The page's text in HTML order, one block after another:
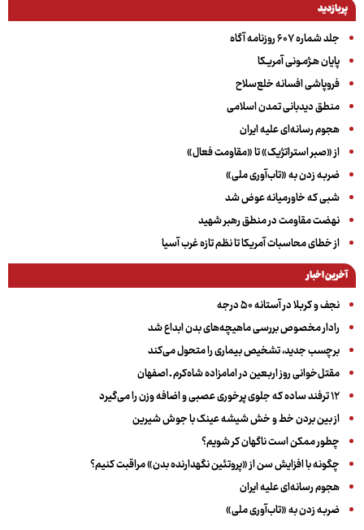
پربازدید
جلد شماره ۶۰۷ روزنامه آگاه
پایان هـژمـونی آمریـکا
فروپاشی افسانه خلع‌سلاح
منطق دیدبانی تمدن اسلامی
هجوم رسانه‌ای علیه ایران
از «صبر استراتژیک» تا «مقاومت فعال»
ضربه زدن به «تاب‌آوری ملی»
شبی که خاورمیانه عوض شد
نهضت مقاومت در منطق رهبر شهید
از خطای محاسبات آمریکا تا نظم تازه غرب آسیا
آخرین اخبار
نجف و کربلا در آستانه ۵۰ درجه
رادار مخصوص بررسی ماهیچه‌های بدن ابداع شد
برچسب جدید، تشخیص بیماری را متحول می‌کند
مقتل‌خوانی روز اربعین در امامزاده شاه‌کرم ـ اصفهان
۱۲ ترفند ساده که جلوی پرخوری عصبی و اضافه ‌وزن را می‌گیرد
از بین بردن خط و خش شیشه عینک با جوش شیرین
چطور ممکن است ناگهان کر شویم؟
چگونه با افزایش سن از «پروتئین نگهدارنده بدن» مراقبت کنیم؟
هجوم رسانه‌ای علیه ایران
ضربه زدن به «تاب‌آوری ملی»